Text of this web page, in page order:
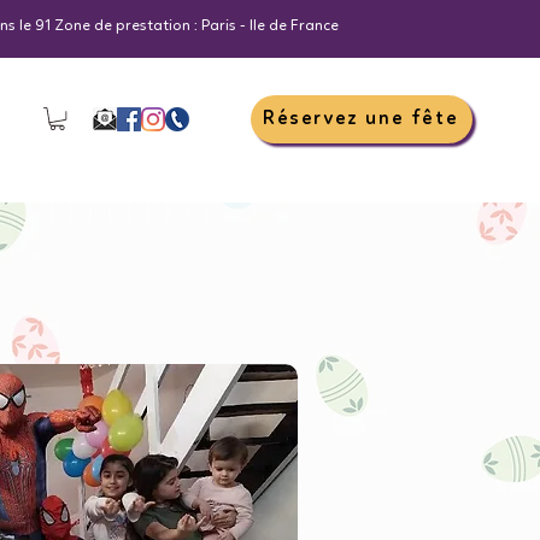
le 91 Zone de prestation : Paris - Ile de France
Réservez une fête